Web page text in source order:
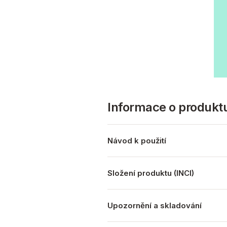
Informace o
Návod k použití
Složení produktu (INCI)
Upozornění a skladování